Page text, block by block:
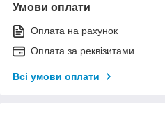
Умови оплати
Оплата на рахунок
Оплата за реквізитами
Всі умови оплати